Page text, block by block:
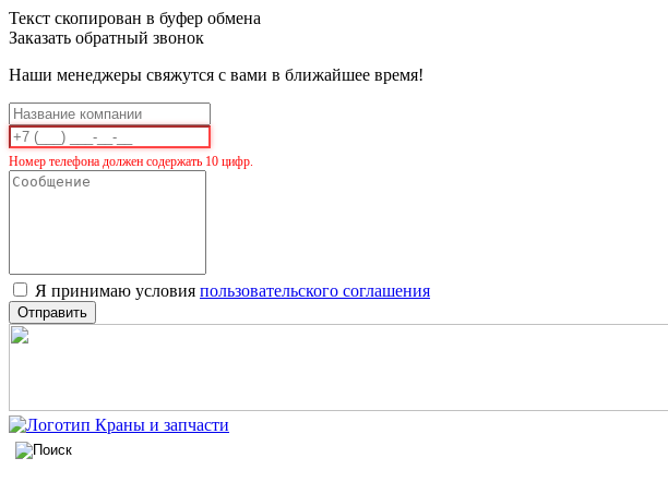
Текст скопирован в буфер обмена
Заказать обратный звонок
Наши менеджеры свяжутся с вами в ближайшее время!
Номер телефона должен содержать 10 цифр.
Я принимаю условия пользовательского соглашения
Отправить